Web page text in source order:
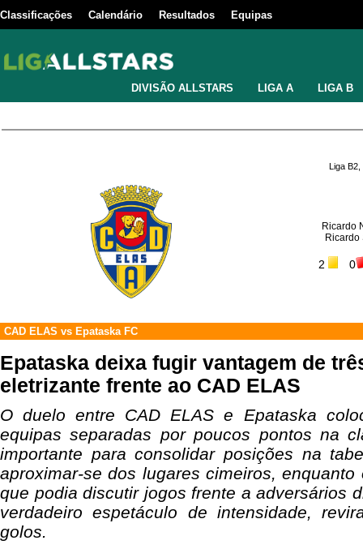
Classificações Calendário Resultados Equipas
DIVISÃO ALLSTARS LIGA A LIGA B
Liga B2,
Ricardo
Ricardo
2 0
CAD ELAS vs Epataska FC
Epataska deixa fugir vantagem de
eletrizante frente ao CAD ELAS
O duelo entre CAD ELAS e Epataska
equipas separadas por poucos pontos na
importante para consolidar posições na
aproximar-se dos lugares cimeiros,
que podia discutir jogos frente a adversários
verdadeiro espetáculo de intensidade,
golos.